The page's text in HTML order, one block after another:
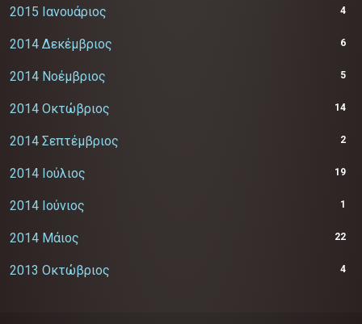
2015 Ιανουάριος 4
2014 Δεκέμβριος 6
2014 Νοέμβριος 5
2014 Οκτώβριος 14
2014 Σεπτέμβριος 2
2014 Ιούλιος 19
2014 Ιούνιος 1
2014 Μάιος 22
2013 Οκτώβριος 4